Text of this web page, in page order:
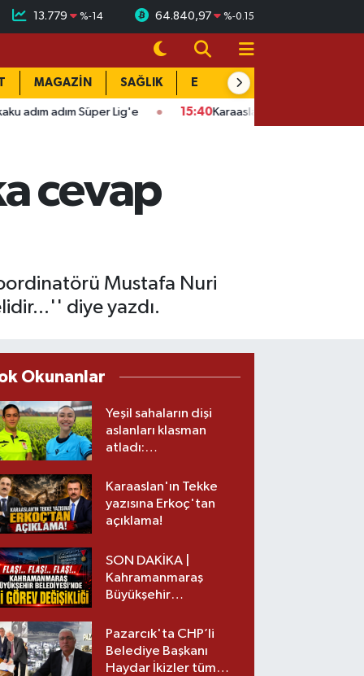
13.779 %-14 64.840,97 %-0.15
MAGAZİN SAĞLIK EĞİTİM
Lig'e 15:40Karaaslan'ın acı günü: Dayısı Fahri Büyüksakallı
cevap
Mustafa Nuri
diye yazdı.
Okunanlar
Yeşil sahaların dişi
aslanları klasman
atladı:
üst lige iki transfer!
Karaaslan'ın Tekke
yazısına Erkoç'tan
açıklama!
SON DAKİKA |
Kahramanmaraş
Büyükşehir
görev değişikliği!
Pazarcık'ta CHP’li
Belediye Başkanı
Haydar İkizler tüm